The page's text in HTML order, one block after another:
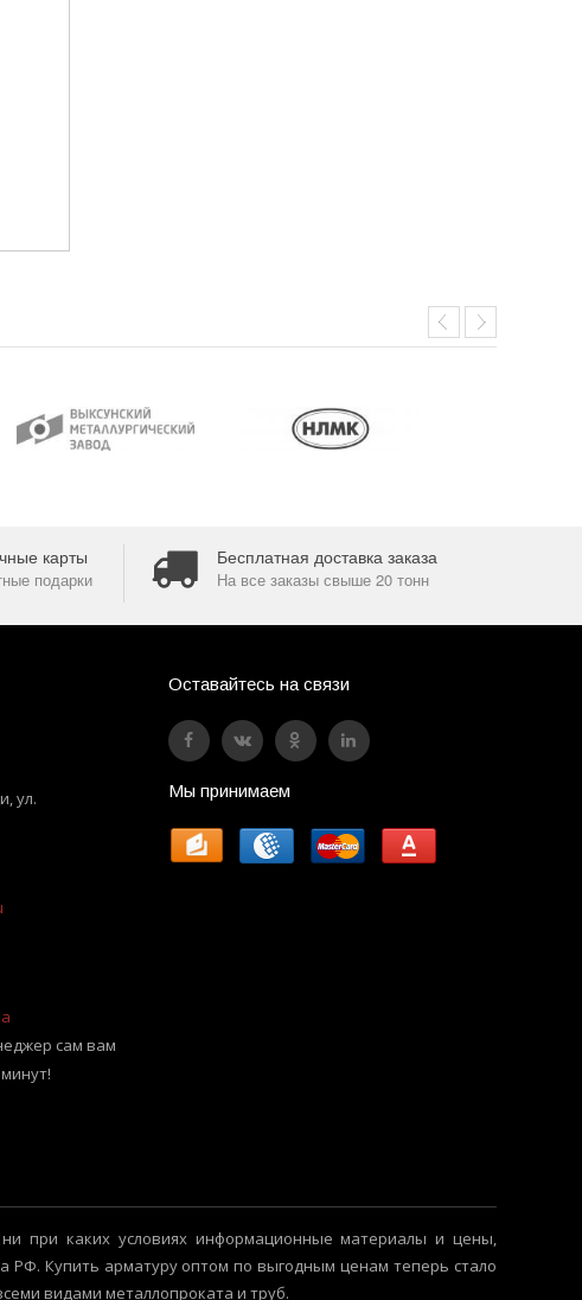
карты
подарки
Бесплатная доставка заказа
На все заказы свыше 20 тонн
,ул.
сам вам
Оставайтесь на связи
Мы принимаем
при каких условиях информационные материалы и цены,
РФ. Купить арматуру оптом по выгодным ценам теперь стало
видами металлопроката и труб.